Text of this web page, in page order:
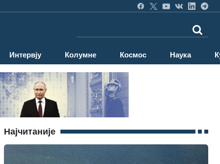
Интервју Колумне Космос Наука
Најчитаније